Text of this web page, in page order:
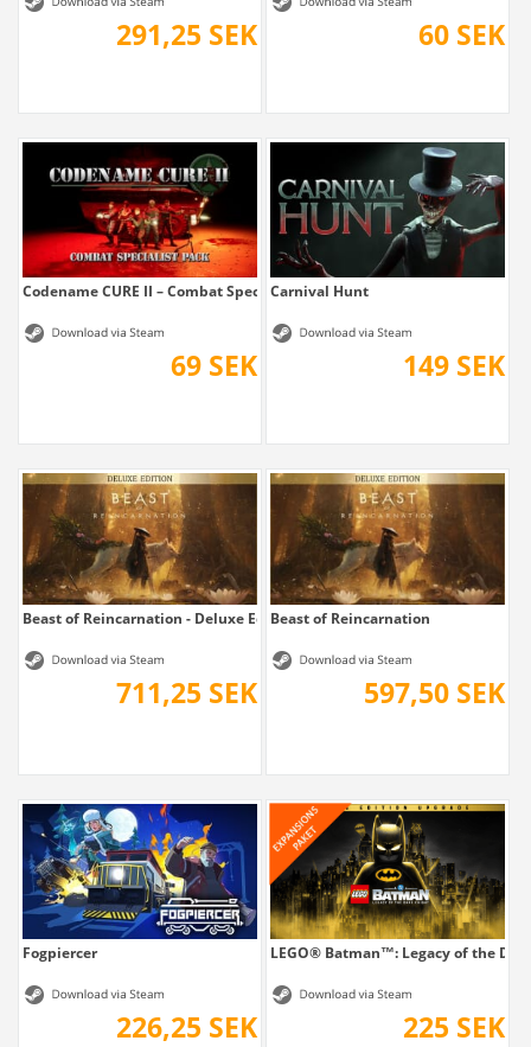
291,25 SEK 60 SEK
Codename CURE II – Combat Specialist Pack
69 SEK
Carnival Hunt
149 SEK
Beast of Reincarnation - Deluxe Edition
711,25 SEK
Beast of Reincarnation
597,50 SEK
Fogpiercer
226,25 SEK
LEGO® Batman™: Legacy of the
225 SEK